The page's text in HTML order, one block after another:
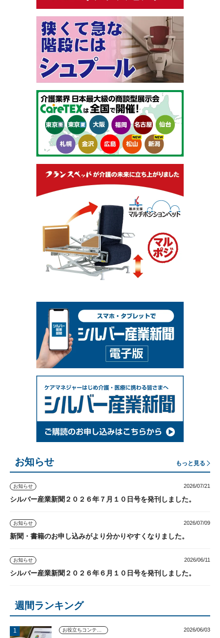
お知らせ もっと見る
お知らせ 2026/07/21
シルバー産業新聞２０２６年７月１０日号を発刊しました。
お知らせ 2026/07/09
新聞・書籍のお申し込みがより分かりやすくなりました。
お知らせ 2026/06/11
シルバー産業新聞２０２６年６月１０日号を発刊しました。
週間ランキング
2026/06/03